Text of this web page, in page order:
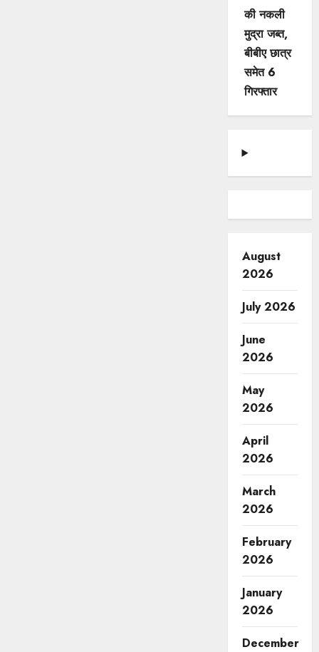
की नकली
मुद्रा जब्त,
बीबीए छात्र
समेत 6
गिरफ्तार
August
2026
July 2026
June
2026
May
2026
April
2026
March
2026
February
2026
January
2026
December